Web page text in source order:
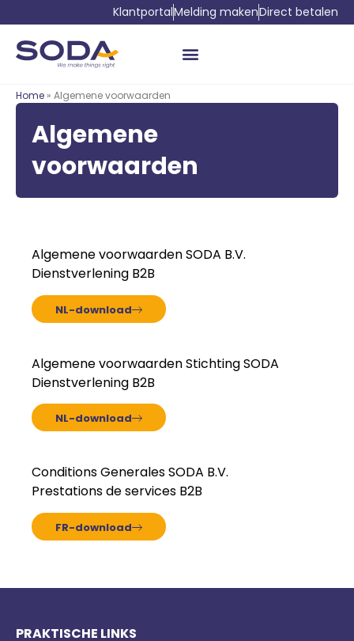
KlantportalMelding makenDirect betalen
Home » Algemene voorwaarden
Algemene
voorwaarden
Algemene voorwaarden SODA B.V.
Dienstverlening B2B
NL-download
Algemene voorwaarden Stichting SODA
Dienstverlening B2B
NL-download
Conditions Generales SODA B.V.
Prestations de services B2B
FR-download
PRAKTISCHE LINKS